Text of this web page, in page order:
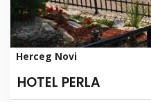
Herceg Novi
HOTEL PERLA